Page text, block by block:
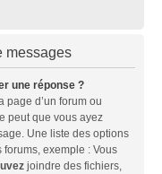
messages
une réponse ?
d’un forum ou
peut que vous ayez
Une liste des options
exemple : Vous
joindre des fichiers,